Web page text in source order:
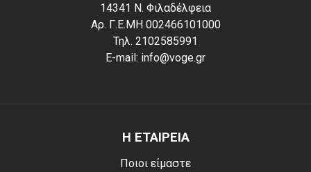
14341 Ν. Φιλαδέλφεια
Αρ. Γ.Ε.ΜΗ 002466101000
Τηλ. 2102585991
E-mail: info@voge.gr
Η ΕΤΑΙΡΕΙΑ
Ποιοι είμαστε